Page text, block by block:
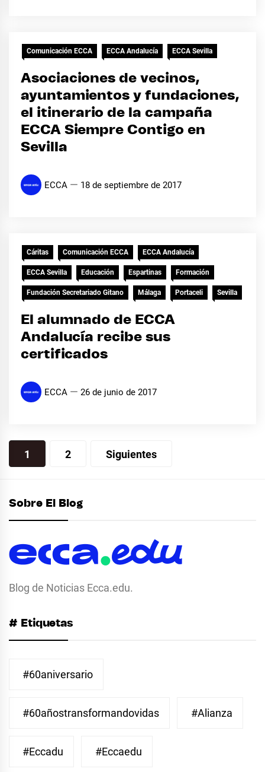
Comunicación ECCA ECCA Andalucía ECCA Sevilla
Asociaciones de vecinos,
ayuntamientos y fundaciones,
el itinerario de la campaña
ECCA Siempre Contigo en
Sevilla
ECCA 18 de septiembre de 2017
Cáritas Comunicación ECCA ECCA Andalucía
ECCA Sevilla Educación Espartinas Formación
Fundación Secretariado Gitano Málaga Portaceli Sevilla
El alumnado de ECCA
Andalucía recibe sus
certificados
ECCA 26 de junio de 2017
Paginación
de
1 2 Siguientes
Sobre El Blog
Blog de Noticias Ecca.edu.
# Etiquetas
#60aniversario
#60añostransformandovidas #Alianza
#eccadu #eccaedu